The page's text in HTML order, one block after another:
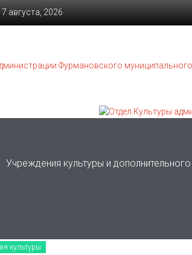
августа, 2026
Учреждения культуры и
культуры